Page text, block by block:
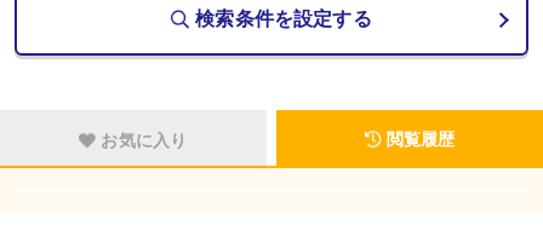
検索条件を設定する
お気に入り 閲覧履歴